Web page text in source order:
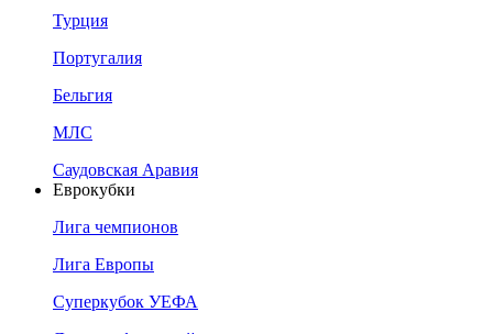
Турция
Португалия
Бельгия
МЛС
Саудовская Аравия
Еврокубки
Лига чемпионов
Лига Европы
Суперкубок УЕФА